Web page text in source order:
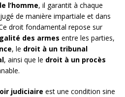
l’homme, il garantit à chaque
de manière impartiale et dans
droit fondamental repose sur
des armes entre les parties,
, le droit à un tribunal
, ainsi que le droit à un procès
judiciaire est une condition sine